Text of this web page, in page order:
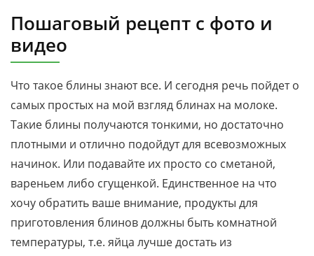
Пошаговый рецепт с фото и
видео
Что такое блины знают все. И сегодня речь пойдет о
самых простых на мой взгляд блинах на молоке.
Такие блины получаются тонкими, но достаточно
плотными и отлично подойдут для всевозможных
начинок. Или подавайте их просто со сметаной,
вареньем либо сгущенкой. Единственное на что
хочу обратить ваше внимание, продукты для
приготовления блинов должны быть комнатной
температуры, т.е. яйца лучше достать из